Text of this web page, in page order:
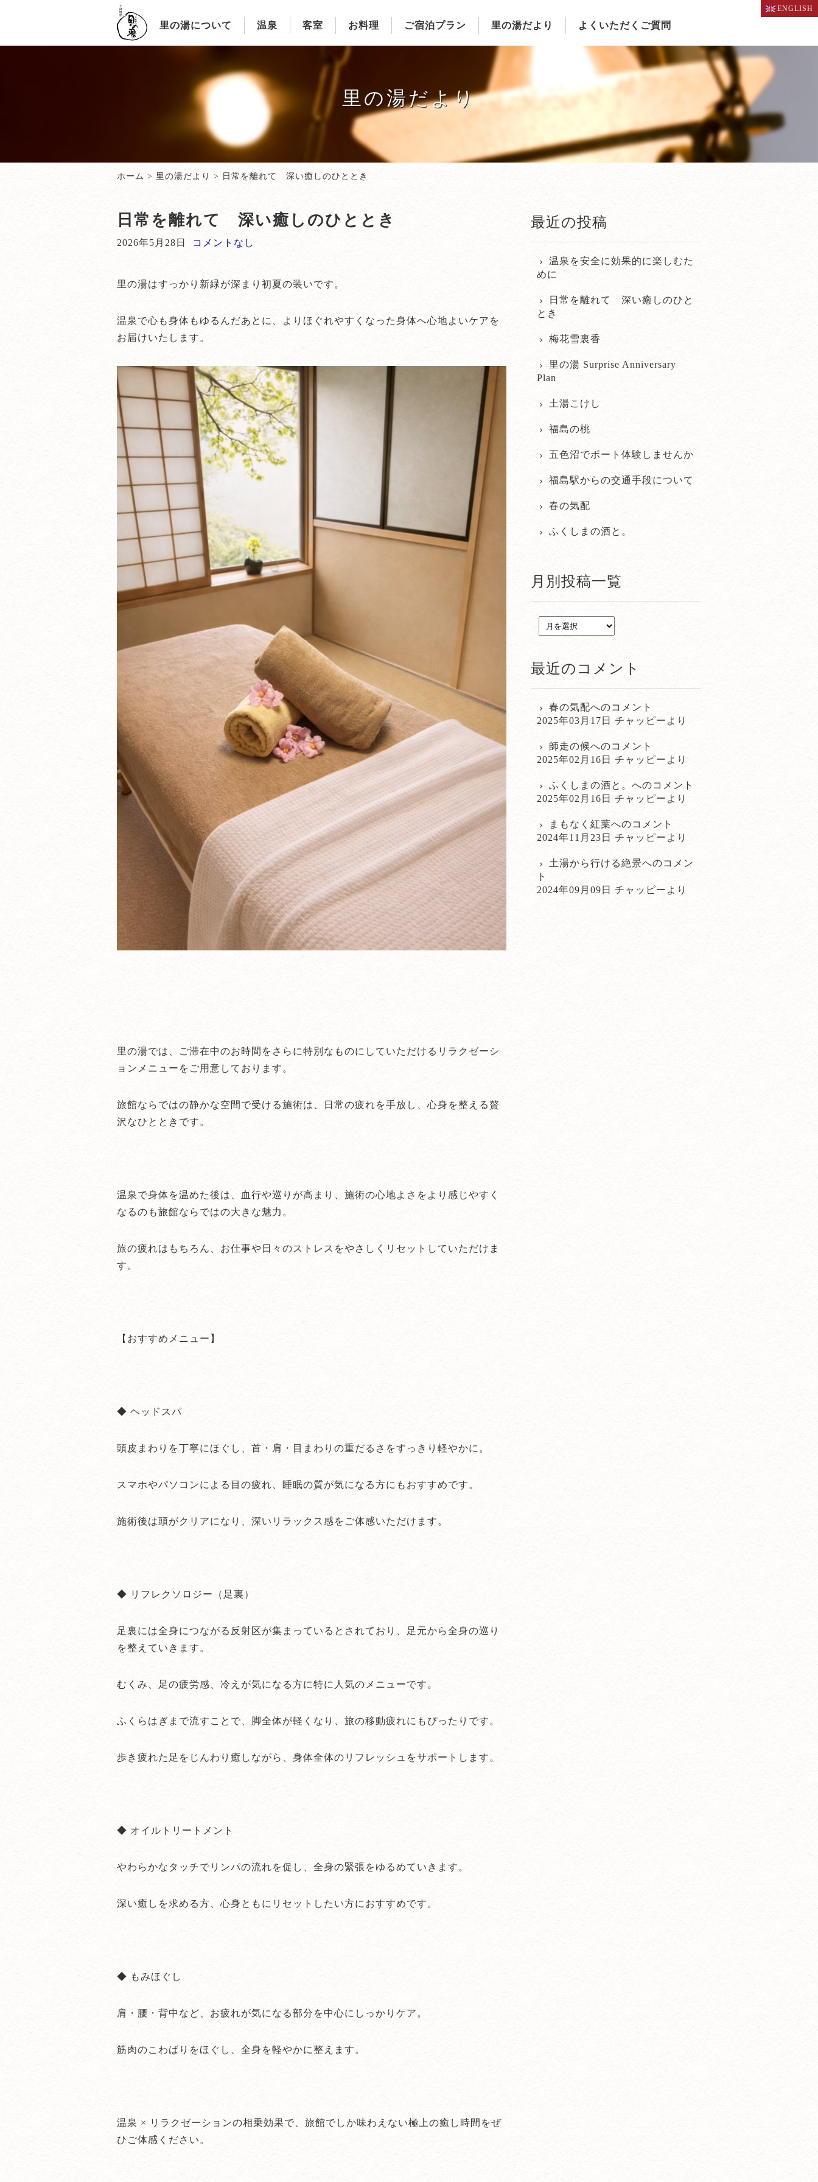
ENGLISH
里の湯について 温泉 客室 お料理 ご宿泊プラン 里の湯だより よくいただくご質問
里の湯だより
ホーム > 里の湯だより > 日常を離れて 深い癒しのひととき
日常を離れて 深い癒しのひととき
2026年5月28日 コメントなし
里の湯はすっかり新緑が深まり初夏の装いです。
温泉で心も身体もゆるんだあとに、よりほぐれやすくなった身体へ心地よいケアを
お届けいたします。
里の湯では、ご滞在中のお時間をさらに特別なものにしていただけるリラクゼーシ
ョンメニューをご用意しております。
旅館ならではの静かな空間で受ける施術は、日常の疲れを手放し、心身を整える贅
沢なひとときです。
温泉で身体を温めた後は、血行や巡りが高まり、施術の心地よさをより感じやすく
なるのも旅館ならではの大きな魅力。
旅の疲れはもちろん、お仕事や日々のストレスをやさしくリセットしていただけま
す。
【おすすめメニュー】
◆ ヘッドスパ
頭皮まわりを丁寧にほぐし、首・肩・目まわりの重だるさをすっきり軽やかに。
スマホやパソコンによる目の疲れ、睡眠の質が気になる方にもおすすめです。
施術後は頭がクリアになり、深いリラックス感をご体感いただけます。
◆ リフレクソロジー（足裏）
足裏には全身につながる反射区が集まっているとされており、足元から全身の巡り
を整えていきます。
むくみ、足の疲労感、冷えが気になる方に特に人気のメニューです。
ふくらはぎまで流すことで、脚全体が軽くなり、旅の移動疲れにもぴったりです。
歩き疲れた足をじんわり癒しながら、身体全体のリフレッシュをサポートします。
◆ オイルトリートメント
やわらかなタッチでリンパの流れを促し、全身の緊張をゆるめていきます。
深い癒しを求める方、心身ともにリセットしたい方におすすめです。
◆ もみほぐし
肩・腰・背中など、お疲れが気になる部分を中心にしっかりケア。
筋肉のこわばりをほぐし、全身を軽やかに整えます。
温泉 × リラクゼーションの相乗効果で、旅館でしか味わえない極上の癒し時間をぜ
ひご体感ください。
最近の投稿
温泉を安全に効果的に楽しむた
めに
日常を離れて 深い癒しのひと
とき
梅花雪裏香
里の湯 Surprise Anniversary
Plan
土湯こけし
福島の桃
五色沼でボート体験しませんか
福島駅からの交通手段について
春の気配
ふくしまの酒と。
月別投稿一覧
最近のコメント
春の気配へのコメント
2025年03月17日 チャッピーより
師走の候へのコメント
2025年02月16日 チャッピーより
ふくしまの酒と。 へのコメント
2025年02月16日 チャッピーより
まもなく紅葉へのコメント
2024年11月23日 チャッピーより
土湯から行ける絶景へのコメン
ト
2024年09月09日 チャッピーより